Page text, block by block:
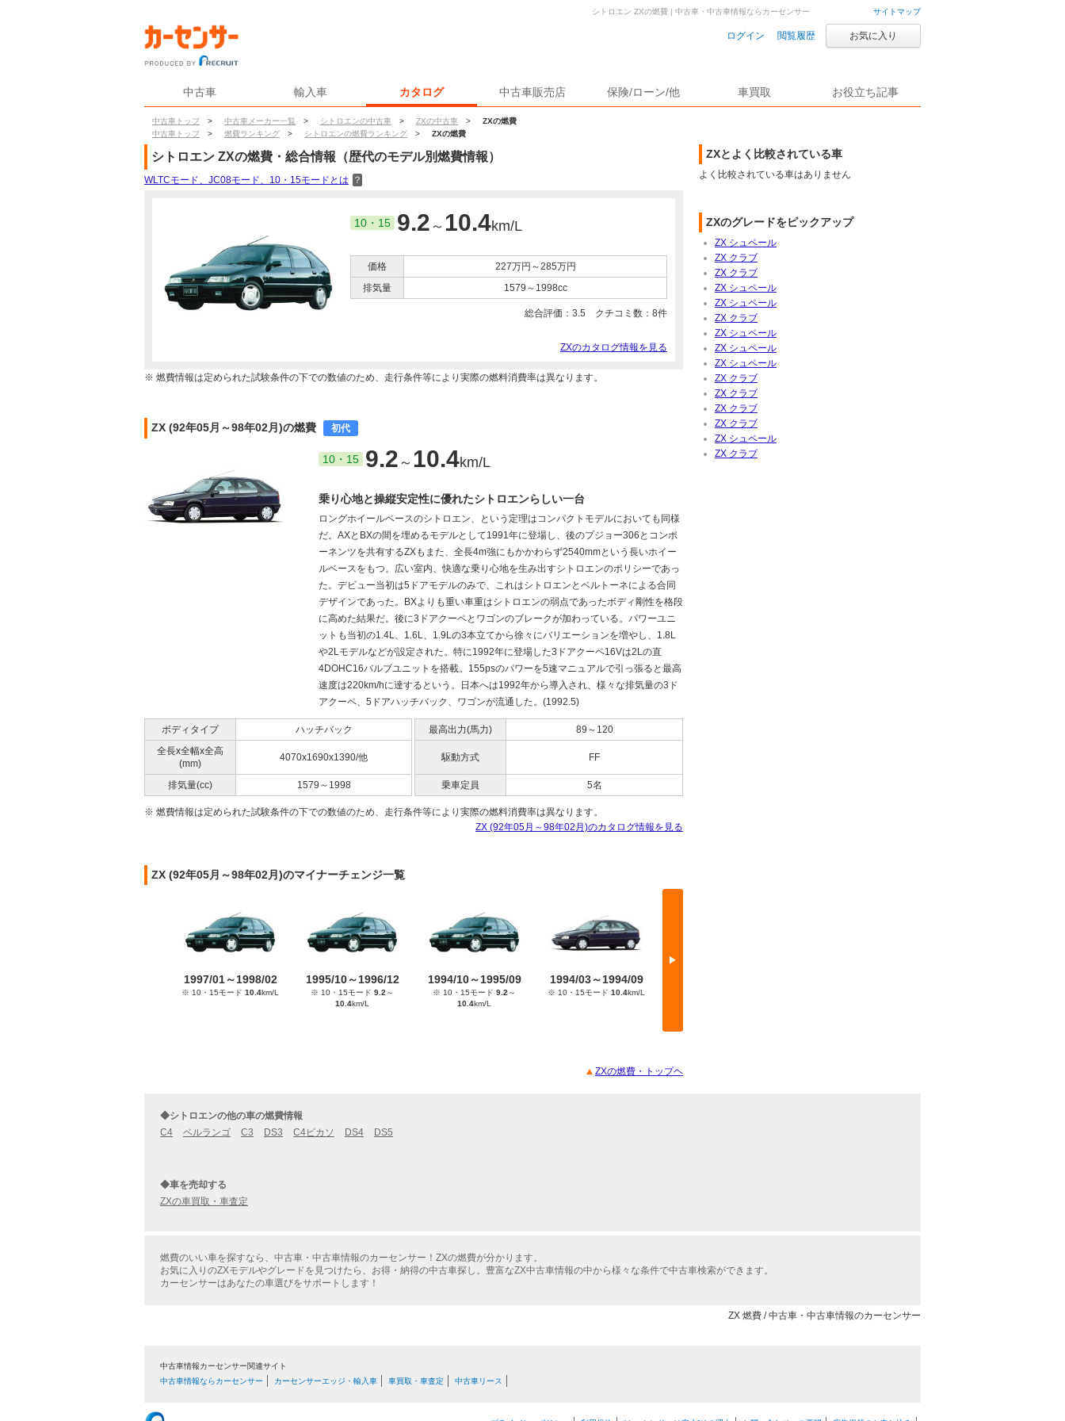
サイトマップ
ログイン 閲覧履歴 お気に入り
中古車 輸入車 カタログ 中古車販売店 保険/ローン/他 車買取 お役立ち記事
中古車トップ > 中古車メーカー一覧 > シトロエンの中古車 > ZXの中古車 >
ZXの燃費
中古車トップ
> 燃費ランキング > シトロエンの燃費ランキング > ZXの燃費
シトロエン ZXの燃費 | 中古車・中古車情報ならカーセンサー
シトロエン ZXの燃費・総合情報（歴代のモデル別燃費情報）
WLTCモード、JC08モード、10・15モードとは ？
10・15 9.2 ～ 10.4km/L
価格
227万円～285万円
排気量
1579～1998cc
総合評価： 3.5 クチコミ数： 8件
ZXのカタログ情報を見る
※ 燃費情報は定められた試験条件の下での数値のため、走行条件等により実際の燃料消費率は異なります。
ZX (92年05月～98年02月)の燃費 初代
10・15 9.2 ～ 10.4km/L
乗り心地と操縦安定性に優れたシトロエンらしい一台
ロングホイールベースのシトロエン、という定理はコンパクトモデルにおいても同様
だ。AXとBXの間を埋めるモデルとして1991年に登場し、後のプジョー306とコンポ
ーネンツを共有するZXもまた、全長4m強にもかかわらず2540mmという長いホイー
ルベースをもつ。広い室内、快適な乗り心地を生み出すシトロエンのポリシーであっ
た。デビュー当初は5ドアモデルのみで、これはシトロエンとベルトーネによる合同
デザインであった。BXよりも重い車重はシトロエンの弱点であったボディ剛性を格段
に高めた結果だ。後に3ドアクーペとワゴンのブレークが加わっている。パワーユニ
ットも当初の1.4L、1.6L、1.9Lの3本立てから徐々にバリエーションを増やし、1.8L
や2Lモデルなどが設定された。特に1992年に登場した3ドアクーペ16Vは2Lの直
4DOHC16バルブユニットを搭載。155psのパワーを5速マニュアルで引っ張ると最高
速度は220km/hに達するという。日本へは1992年から導入され、様々な排気量の3ド
アクーペ、5ドアハッチバック、ワゴンが流通した。(1992.5)
ボディタイプ ハッチバック 最高出力(馬力)
89～120
全長x全幅x全高
(mm)
4070x1690x1390/他 駆動方式 FF
排気量(cc) 1579～1998 乗車定員 5名
※ 燃費情報は定められた試験条件の下での数値のため、走行条件等により実際の燃料消費率は異なります。
ZX (92年05月～98年02月)のカタログ情報を見る
ZX (92年05月～98年02月)のマイナーチェンジ一覧
▶
1997/01～1998/02
※ 10・15モード 10.4km/L
1995/10～1996/12
※ 10・15モード 9.2 ～
10.4km/L
1994/10～1995/09
※ 10・15モード 9.2 ～
10.4km/L
1994/03～1994/09
※ 10・15モード 10.4km/L
ZXの燃費・トップヘ
ZXとよく比較されている車
よく比較されている車はありません
ZXのグレードをピックアップ
ZX シュペール
ZX クラブ
ZX クラブ
ZX シュペール
ZX シュペール
ZX クラブ
ZX シュペール
ZX シュペール
ZX シュペール
ZX クラブ
ZX クラブ
ZX クラブ
ZX クラブ
ZX シュペール
ZX クラブ
◆シトロエンの他の車の燃費情報
C4
ベルランゴ C3 DS3 C4ピカソ DS4 DS5
◆車を売却する
ZXの車買取・車査定
燃費のいい車を探すなら、中古車・中古車情報のカーセンサー！ZXの燃費が分かります。
お気に入りのZXモデルやグレードを見つけたら、お得・納得の中古車探し。豊富なZX中古車情報の中から様々な条件で中古車検索ができます。
カーセンサーはあなたの車選びをサポートします！
ZX 燃費 / 中古車・中古車情報のカーセンサー
中古車情報カーセンサー関連サイト
中古車情報ならカーセンサー
カーセンサーエッジ・輸入車 車買取・車査定 中古車リース